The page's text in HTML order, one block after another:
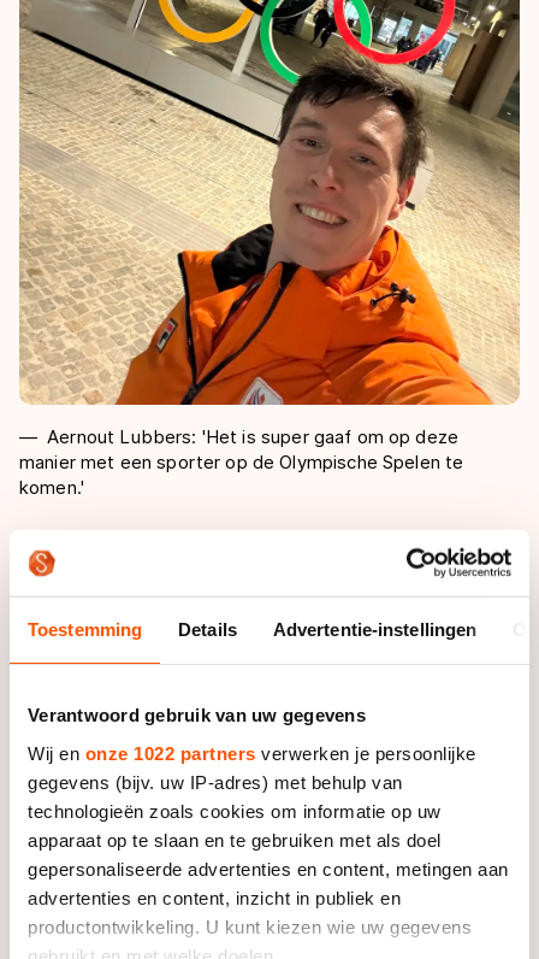
Toestemming Details Advertentie-instellingen
Verantwoord gebruik van uw gegevens
Wij en onze 1022 partners verwerken je persoonlijke
gegevens (bijv. uw IP-adres) met behulp van
technologieën zoals cookies om informatie op uw
apparaat op te slaan en te gebruiken met als doel
gepersonaliseerde advertenties en content, metingen aan
advertenties en content, inzicht in publiek en
productontwikkeling. U kunt kiezen wie uw gegevens
Aernout Lubbers: 'Het is super gaaf om op deze
manier met een sporter op de Olympische Spelen te
komen.'
Wanneer hij over de afgelopen olympische periode
praat, wisselen trots, dankbaarheid en blijdschap
elkaar zichtbaar af. Het is duidelijk dat hij intens
een sporter op de Olympische Spelen te komen”, zegt
hij. Vooral het teamgevoel is hem bijgebleven.
“Uiteindelijk draag je het met z’n allen”, zegt hij. “En
daarom was dit hele traject natuurlijk ook zo
geweldig.”
Dat kleine team rondom Jutta Leerdam voelde voor
Lubbers soms als 'een soort gekkenhuis'. En hij bedoelt
dat liefdevol. Hij gaat rechtop zitten, maakt met zijn